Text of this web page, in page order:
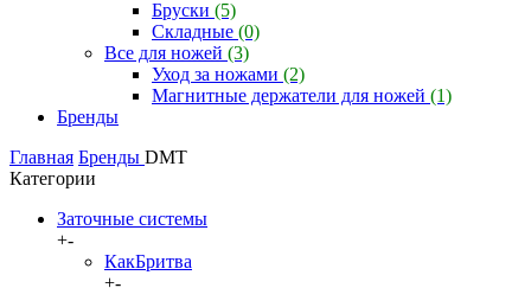
Бруски (5)
Складные (0)
Все для ножей (3)
Уход за ножами (2)
Магнитные держатели для ножей (1)
Бренды
Главная Бренды DMT
Категории
Заточные системы
+-
КакБритва
+-